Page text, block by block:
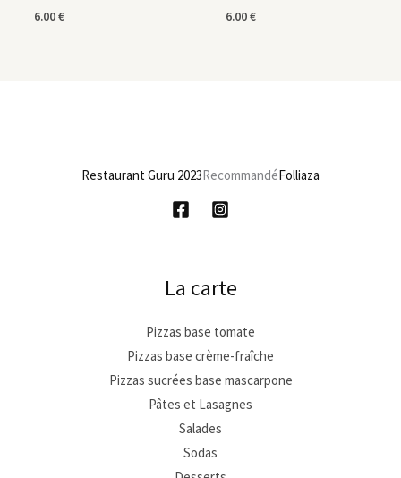
6.00€ 6.00€
Restaurant Guru 2023RecommandéFolliaza
La carte
Pizzas base tomate
Pizzas base crème-fraîche
Pizzas sucrées base mascarpone
Pâtes et Lasagnes
Salades
Sodas